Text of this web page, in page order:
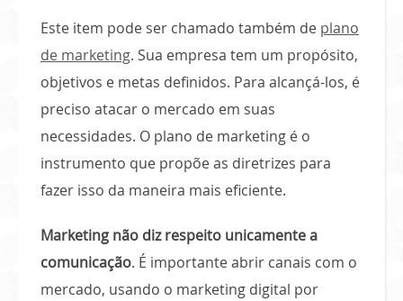
Este item pode ser chamado também de plano
de marketing. Sua empresa tem um propósito,
objetivos e metas definidos. Para alcançá-los, é
preciso atacar o mercado em suas
necessidades. O plano de marketing é o
instrumento que propõe as diretrizes para
fazer isso da maneira mais eficiente.
Marketing não diz respeito unicamente a
comunicação. É importante abrir canais com o
mercado, usando o marketing digital por